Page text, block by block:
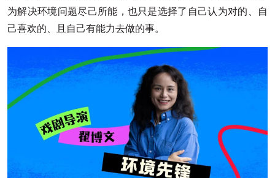
为解决环境问题尽己所能，也只是选择了自己认为对的、自
己喜欢的、且自己有能力去做的事。